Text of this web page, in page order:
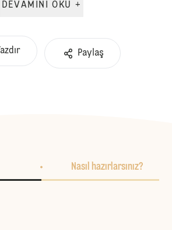
DEVAMINI OKU +
Paylaş
Nasıl hazırlarsınız?